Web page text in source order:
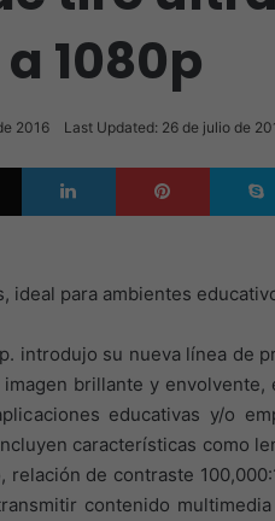
1080p
2016 Last Updated: 26 de julio de
X LinkedIn
ideal para ambientes
introdujo su nueva línea de
brillante y
educativas y/o
características como
relación de contraste
contenido